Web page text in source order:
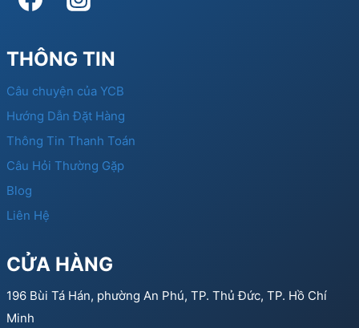
THÔNG TIN
Câu chuyện của YCB
Hướng Dẫn Đặt Hàng
Thông Tin Thanh Toán
Câu Hỏi Thường Gặp
Blog
Liên Hệ
CỬA HÀNG
196 Bùi Tá Hán, phường An Phú, TP. Thủ Đức, TP. Hồ Chí
Minh